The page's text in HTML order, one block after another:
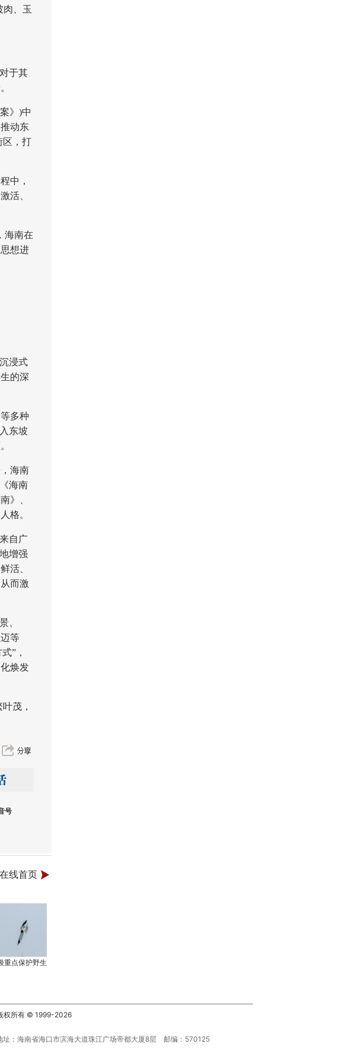
肉、玉
于其
》)中
动东
区，打
中，
活、
海南在
想进
浸式
的深
多种
东坡
海南
海南
》、
格。
自广
增强
活、
而激
、
等
”，
焕发
茂，
号
线首页
重点保护野生
权所有 © 1999-2026
海南省海口市滨海大道珠江广场帝都大厦8层 邮编：570125